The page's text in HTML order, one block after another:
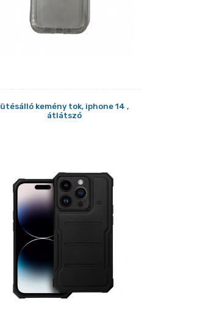
ütésálló kemény tok, iphone 14 ,
átlátszó